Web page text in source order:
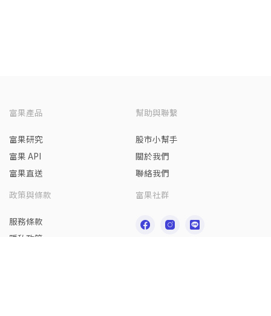
富果產品
富果研究
富果 API
富果直送
幫助與聯繫
股市小幫手
關於我們
聯絡我們
政策與條款
服務條款
隱私政策
富果社群